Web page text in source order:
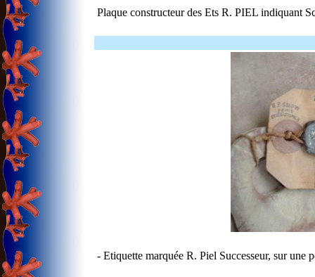
Plaque constructeur des Ets R. PIEL indiquant
- Etiquette marquée R. Piel Successeur, sur